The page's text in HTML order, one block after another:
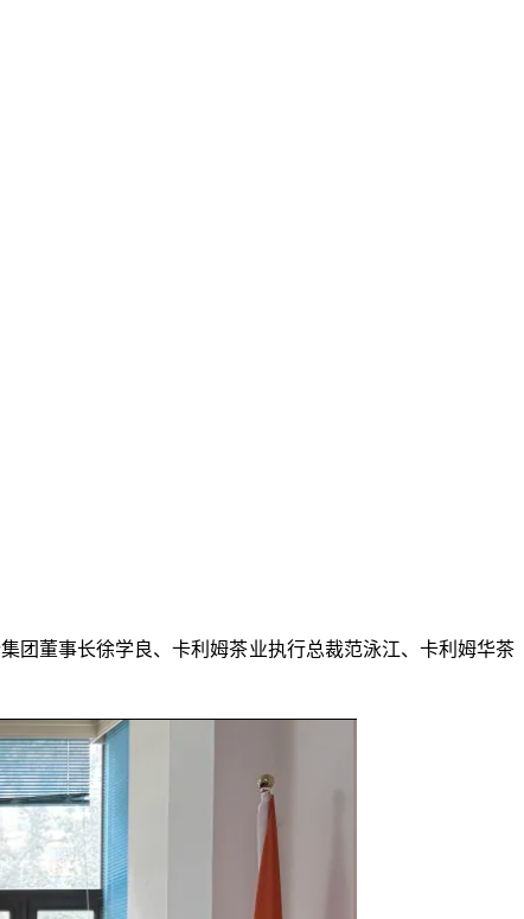
团董事长徐学良、卡利姆茶业执行总裁范泳江、卡利姆华茶